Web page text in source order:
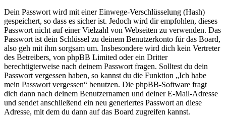
Dein Passwort wird mit einer Einwege-Verschlüsselung (Hash)
gespeichert, so dass es sicher ist. Jedoch wird dir empfohlen, dieses
Passwort nicht auf einer Vielzahl von Webseiten zu verwenden. Das
Passwort ist dein Schlüssel zu deinem Benutzerkonto für das Board,
also geh mit ihm sorgsam um. Insbesondere wird dich kein Vertreter
des Betreibers, von phpBB Limited oder ein Dritter
berechtigterweise nach deinem Passwort fragen. Solltest du dein
Passwort vergessen haben, so kannst du die Funktion „Ich habe
mein Passwort vergessen“ benutzen. Die phpBB-Software fragt
dich dann nach deinem Benutzernamen und deiner E-Mail-Adresse
und sendet anschließend ein neu generiertes Passwort an diese
Adresse, mit dem du dann auf das Board zugreifen kannst.